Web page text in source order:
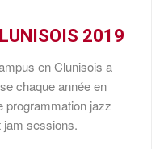
2019
en Clunisois a
chaque année en
programmation jazz
jam sessions.